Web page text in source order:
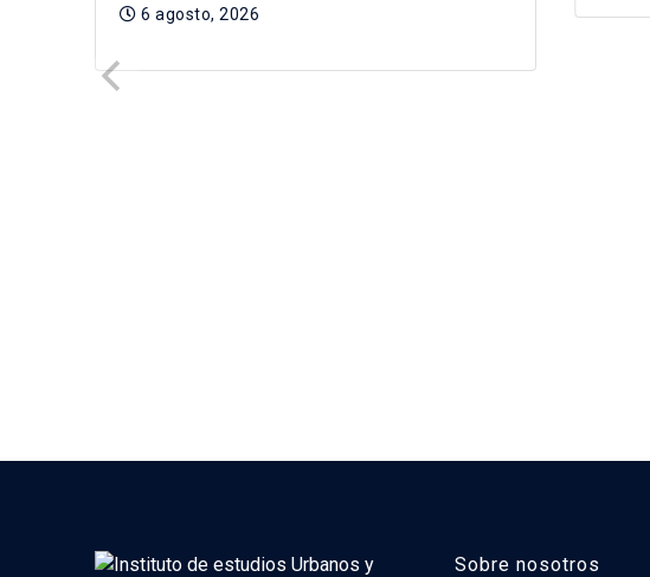
6 agosto, 2026
Sobre nosotros